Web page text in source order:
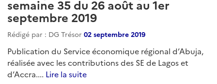
semaine 35 du 26 août au 1er
septembre 2019
Rédigé par : DG Trésor 02 septembre 2019
Publication du Service économique régional d’Abuja,
réalisée avec les contributions des SE de Lagos et
d’Accra.... Lire la suite